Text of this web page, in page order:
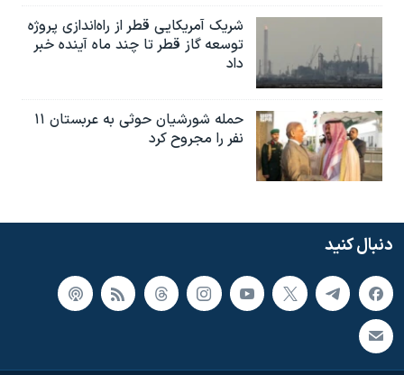
شریک آمریکایی قطر از راه‌اندازی پروژه
توسعه گاز قطر تا چند ماه آینده خبر
داد
حمله شورشیان حوثی به عربستان ۱۱
نفر را مجروح کرد
دنبال کنید